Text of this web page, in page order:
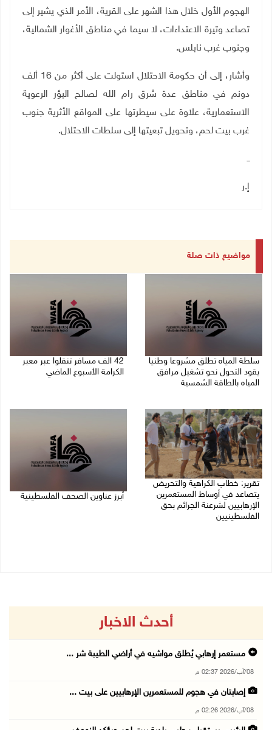
الهجوم الأول خلال هذا الشهر على القرية، الأمر الذي يشير إلى
تصاعد وتيرة الاعتداءات، لا سيما في مناطق الأغوار الشمالية،
وجنوب غرب نابلس.
وأشار، إلى أن حكومة الاحتلال استولت على أكثر من 16 ألف
دونم في مناطق عدة شرق رام الله لصالح البؤر الرعوية
الاستعمارية، علاوة على سيطرتها على المواقع الأثرية جنوب
غرب بيت لحم، وتحويل تبعيتها إلى سلطات الاحتلال.
ــ
إ.ر
مواضيع ذات صلة
سلطة المياه تطلق مشروعا وطنيا
يقود التحول نحو تشغيل مرافق
المياه بالطاقة الشمسية
42 الف مسافر تنقلوا عبر معبر
الكرامة الأسبوع الماضي
تقرير: خطاب الكراهية والتحريض
يتصاعد في أوساط المستعمرين
الإرهابيين لشرعنة الجرائم بحق
الفلسطينيين
أبرز عناوين الصحف الفلسطينية
أحدث الاخبار
مستعمر إرهابي يُطلق مواشيه في أراضي الطيبة شر ...
08/آب/2026 02:37 م
إصابتان في هجوم للمستعمرين الإرهابيين على بيت ...
08/آب/2026 02:26 م